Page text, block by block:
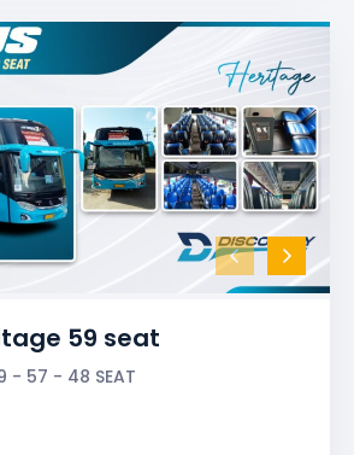
59 seat
- 57 - 48 SEAT